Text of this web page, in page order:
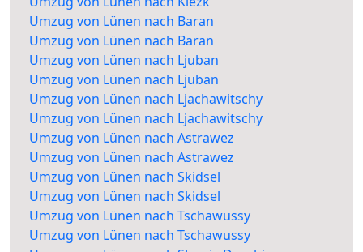
Umzug von Lünen nach Baran
Umzug von Lünen nach Baran
Umzug von Lünen nach Ljuban
Umzug von Lünen nach Ljuban
Umzug von Lünen nach Ljachawitschy
Umzug von Lünen nach Ljachawitschy
Umzug von Lünen nach Astrawez
Umzug von Lünen nach Astrawez
Umzug von Lünen nach Skidsel
Umzug von Lünen nach Skidsel
Umzug von Lünen nach Tschawussy
Umzug von Lünen nach Tschawussy